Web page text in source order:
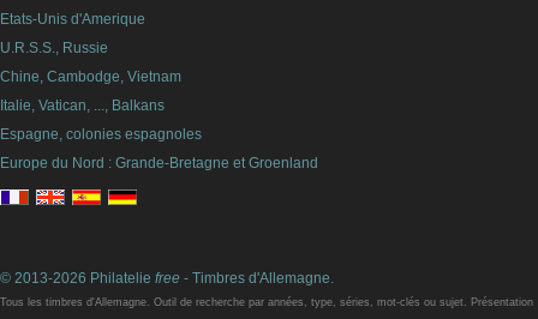
Etats-Unis d'Amerique
U.R.S.S., Russie
Chine, Cambodge, Vietnam
Italie, Vatican, ..., Balkans
Espagne, colonies espagnoles
Europe du Nord : Grande-Bretagne et Groenland
© 2013-2026 Philatelie free - Timbres d'Allemagne.
Tous les timbres d'Allemagne. Outil de recherche par années, type, séries, mot-clés ou sujet. Présentation